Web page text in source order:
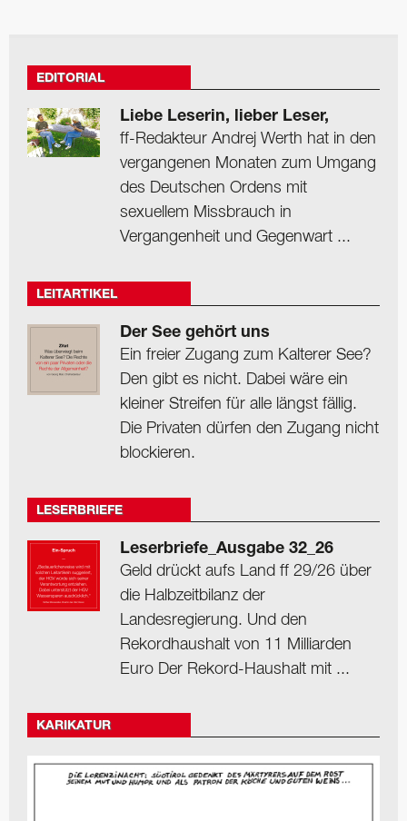
EDITORIAL
Liebe Leserin, lieber Leser,
ff-Redakteur Andrej Werth hat in den
vergangenen Monaten zum Umgang
des Deutschen Ordens mit
sexuellem Missbrauch in
Vergangenheit und Gegenwart ...
LEITARTIKEL
Der See gehört uns
Ein freier Zugang zum Kalterer See?
Den gibt es nicht. Dabei wäre ein
kleiner Streifen für alle längst fällig.
Die Privaten dürfen den Zugang nicht
blockieren.
LESERBRIEFE
Leserbriefe_Ausgabe 32_26
Geld drückt aufs Land ff 29/26 über
die Halbzeitbilanz der
Landesregierung. Und den
Rekordhaushalt von 11 Milliarden
Euro Der Rekord-Haushalt mit ...
KARIKATUR